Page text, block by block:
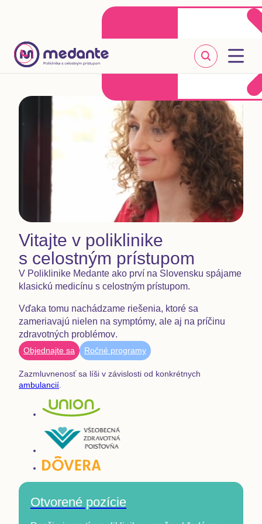
Klientske centrum
+421 2 20 302 303
Vitajte v poliklinike
s celostným prístupom
V Poliklinike Medante ako prví na Slovensku spájame
klasickú medicínu s celostným prístupom.
Vďaka tomu nachádzame riešenia, ktoré sa
zameriavajú nielen na symptómy, ale aj na príčinu
zdravotných problémov.
Objednajte sa Ročné programy
Zazmluvnenosť sa líši v závislosti od konkrétnych
ambulancií
Otvorené pozície